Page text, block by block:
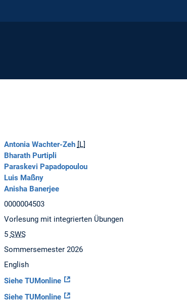
Antonia Wachter-Zeh [L]
Bharath Purtipli
Paraskevi Papadopoulou
Luis Maßny
Anisha Banerjee
0000004503
Vorlesung mit integrierten Übungen
5 SWS
Sommersemester 2026
English
Siehe TUMonline
Siehe TUMonline